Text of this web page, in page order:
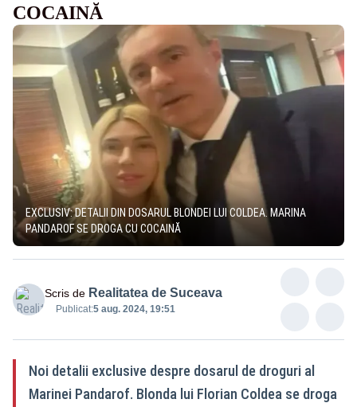
COCAINĂ
EXCLUSIV: DETALII DIN DOSARUL BLONDEI LUI COLDEA. MARINA
PANDAROF SE DROGA CU COCAINĂ
Scris de Realitatea de Suceava
Publicat:5 aug. 2024, 19:51
Noi detalii exclusive despre dosarul de droguri al
Marinei Pandarof. Blonda lui Florian Coldea se droga